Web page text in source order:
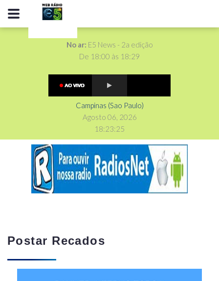
No ar: E5 News - 2a edição
De 18:00 às 18:29
Campinas (Sao Paulo)
Agosto 06, 2026
18:23:26
Postar Recados